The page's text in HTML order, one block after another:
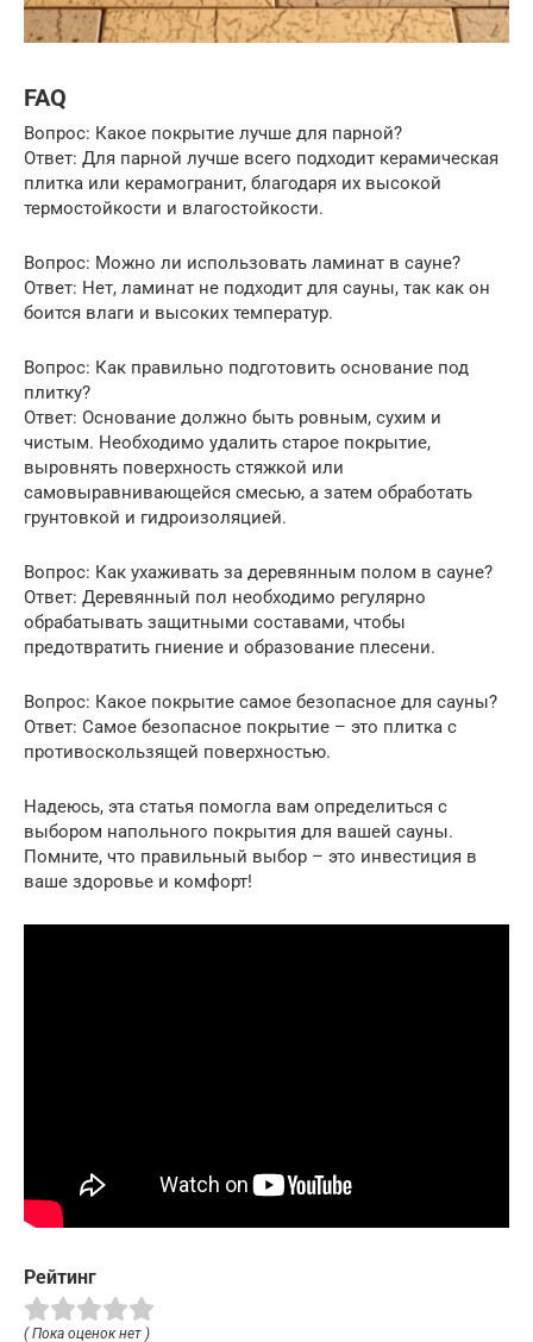
FAQ
Вопрос: Какое покрытие лучше для парной?
Ответ: Для парной лучше всего подходит керамическая
плитка или керамогранит, благодаря их высокой
термостойкости и влагостойкости.
Вопрос: Можно ли использовать ламинат в сауне?
Ответ: Нет, ламинат не подходит для сауны, так как он
боится влаги и высоких температур.
Вопрос: Как правильно подготовить основание под
плитку?
Ответ: Основание должно быть ровным, сухим и
чистым. Необходимо удалить старое покрытие,
выровнять поверхность стяжкой или
самовыравнивающейся смесью, а затем обработать
грунтовкой и гидроизоляцией.
Вопрос: Как ухаживать за деревянным полом в сауне?
Ответ: Деревянный пол необходимо регулярно
обрабатывать защитными составами, чтобы
предотвратить гниение и образование плесени.
Вопрос: Какое покрытие самое безопасное для сауны?
Ответ: Самое безопасное покрытие – это плитка с
противоскользящей поверхностью.
Надеюсь, эта статья помогла вам определиться с
выбором напольного покрытия для вашей сауны.
Помните, что правильный выбор – это инвестиция в
ваше здоровье и комфорт!
Рейтинг
( Пока оценок нет )